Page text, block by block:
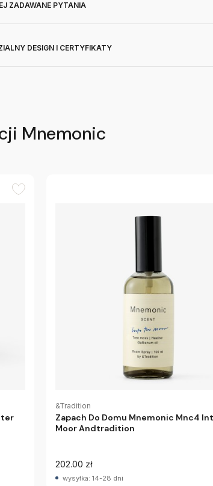
ZADAWANE PYTANIA
DESIGN I CERTYFIKATY
Mnemonic
&Tradition
Zapach Do Domu Mnemonic Mnc4
Moor Andtradition
202.00 zł
wysyłka: 14-28 dni